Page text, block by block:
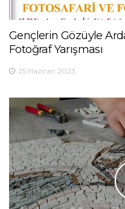
Gençlerin Gözüyle
Fotoğraf Yarışması
25 Haziran 2023